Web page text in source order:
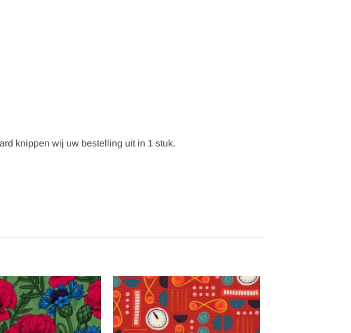
knippen wij uw bestelling uit in 1 stuk.
Toevoegen
aan
verlanglijst
Toevoegen
aan
verlanglijst